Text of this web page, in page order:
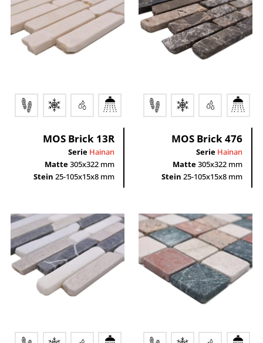
MOS Brick 13R
Serie Hainan
Matte305x322 mm
Stein 25-105x15x8 mm
MOS Brick 476
Serie Hainan
Matte305x322 mm
Stein 25-105x15x8 mm